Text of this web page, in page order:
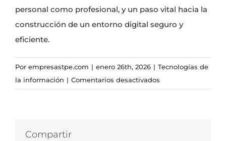
personal como profesional, y un paso vital hacia la
construcción de un entorno digital seguro y
eficiente.
Por empresastpe.com | enero 26th, 2026 | Tecnologías de
la información | Comentarios desactivados
Compartir